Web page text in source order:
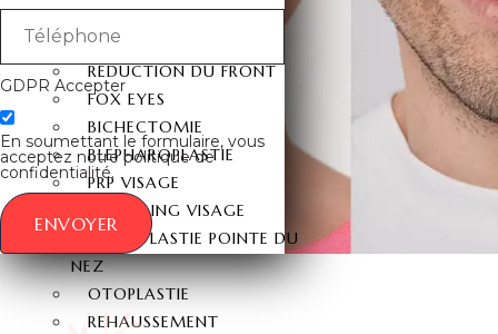
SECONDAIRE
LIFTING DU VISAGE
RÉDUCTION DU FRONT
FOX EYES
BICHECTOMIE
BLEPHAROPLASTIE
PRP VISAGE
LIPOFILLING VISAGE
RHINOPLASTIE POINTE DU
NEZ
OTOPLASTIE
REHAUSSEMENT
GDPR Accepter
En soumettant le formulaire, vous
acceptez notre politique de
confidentialité.
ENVOYER